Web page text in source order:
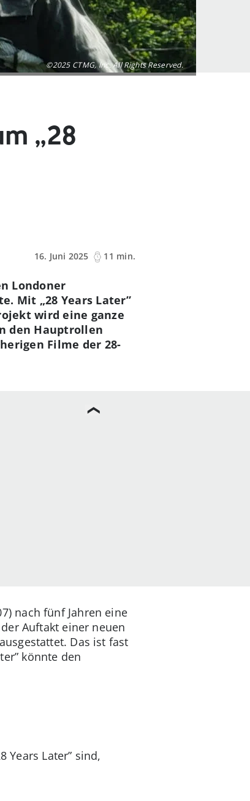
©2025 CTMG, Inc. All Rights Reserved.
„28
16. Juni 2025
11 min.
Londoner
Mit „28 Years Later”
wird eine ganze
den Hauptrollen
Filme der 28-
nach fünf Jahren eine
Auftakt einer neuen
ausgestattet. Das ist fast
könnte den
Years Later” sind,